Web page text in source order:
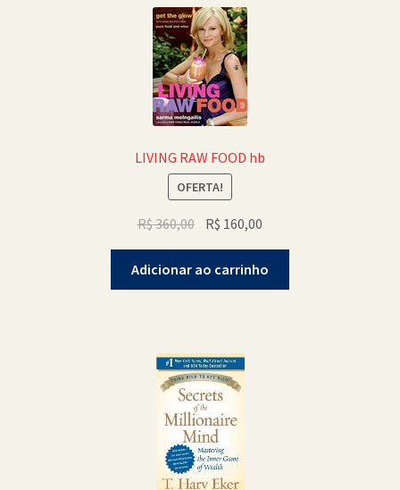
LIVING RAW FOOD hb
OFERTA!
R$360,00
original
era:
R$ 160,00
atual
é:
Adicionar ao carrinho